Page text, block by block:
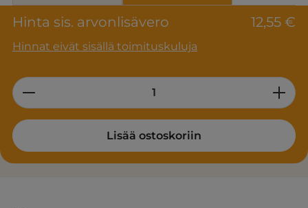
Hinta sis. arvonlisävero 12,55 €
Hinnat eivät sisällä toimituskuluja
Product Quantity: Enter the desired
Lisää ostoskoriin